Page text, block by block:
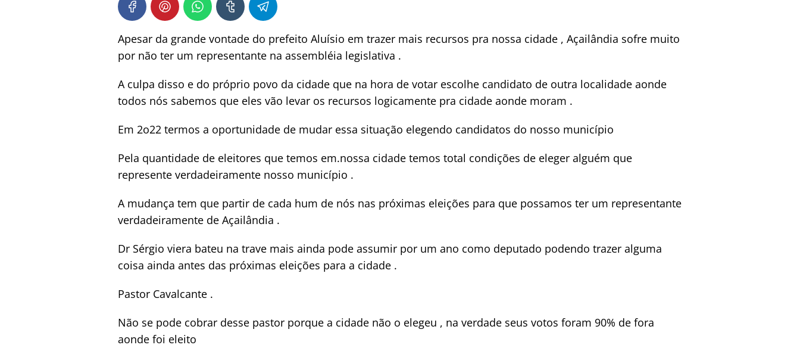
Apesar da grande vontade do prefeito Aluísio em trazer mais recursos pra nossa cidade , Açailândia sofre muito
por não ter um representante na assembléia legislativa .
A culpa disso e do próprio povo da cidade que na hora de votar escolhe candidato de outra localidade aonde
todos nós sabemos que eles vão levar os recursos logicamente pra cidade aonde moram .
Em 2o22 termos a oportunidade de mudar essa situação elegendo candidatos do nosso município
Pela quantidade de eleitores que temos em.nossa cidade temos total condições de eleger alguém que
represente verdadeiramente nosso município .
A mudança tem que partir de cada hum de nós nas próximas eleições para que possamos ter um representante
verdadeiramente de Açailândia .
Dr Sérgio viera bateu na trave mais ainda pode assumir por um ano como deputado podendo trazer alguma
coisa ainda antes das próximas eleições para a cidade .
Pastor Cavalcante .
Não se pode cobrar desse pastor porque a cidade não o elegeu , na verdade seus votos foram 90% de fora
aonde foi eleito